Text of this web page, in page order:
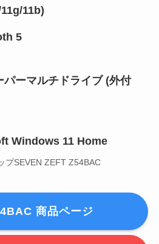
11b)
5
パーマルチドライブ (外付
Windows 11 Home
プSEVEN ZEFT Z54BAC
商品ページ